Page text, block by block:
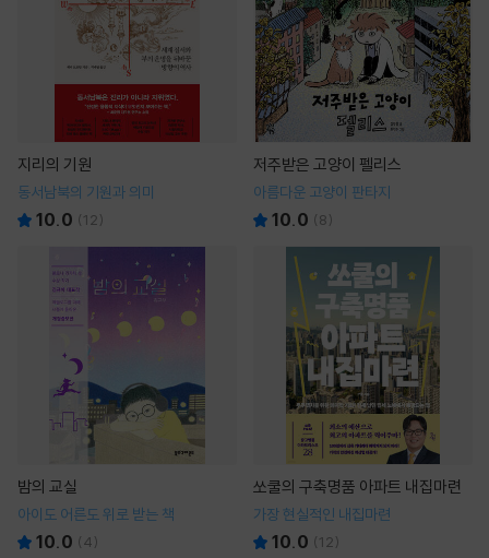
지리의 기원
동서남북의 기원과 의미
10.0 (12)
저주받은 고양이 펠리스
아름다운 고양이 판타지
10.0 (8)
밤의 교실
아이도 어른도 위로 받는 책
10.0 (4)
쏘쿨의 구축명품 아파트 내집마련
가장 현실적인 내집마련
10.0 (12)